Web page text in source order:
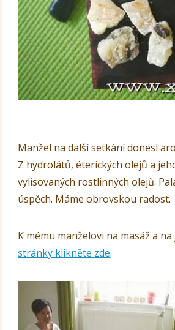
Manžel na další setkání donesl
Z hydrolátů, éterických olejů a
vylisovaných rostlinných olejů.
úspěch. Máme obrovskou radost.
K mému manželovi na masáž a
stránky klikněte zde.